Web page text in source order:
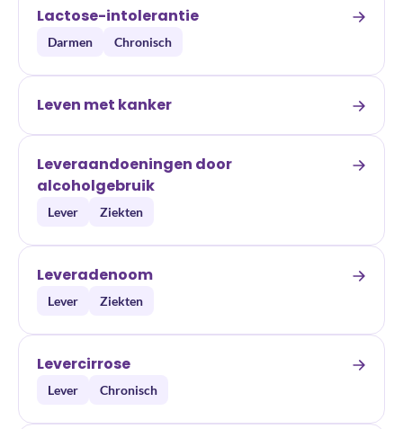
Lactose-intolerantie
Darmen Chronisch
Leven met kanker
Leveraandoeningen door
alcoholgebruik
Lever Ziekten
Leveradenoom
Lever Ziekten
Levercirrose
Lever Chronisch